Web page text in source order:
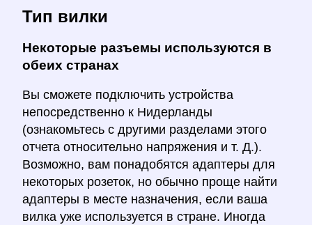
Тип вилки
Некоторые разъемы используются в
обеих странах
Вы сможете подключить устройства
непосредственно к Нидерланды
(ознакомьтесь с другими разделами этого
отчета относительно напряжения и т. Д.).
Возможно, вам понадобятся адаптеры для
некоторых розеток, но обычно проще найти
адаптеры в месте назначения, если ваша
вилка уже используется в стране. Иногда